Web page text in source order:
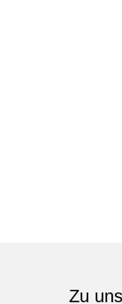
Zu uns